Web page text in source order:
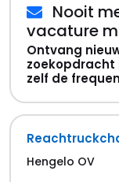
Nooit
vacature
Ontvang
zelf de
Hengelo OV